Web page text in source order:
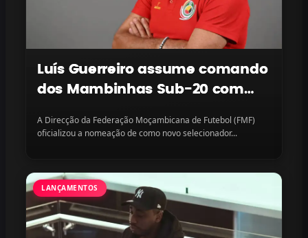
Luís Guerreiro assume comando
dos Mambinhas Sub-20 com
A Direcção da Federação Moçambicana de Futebol (FMF)
oficializou a nomeação de como novo selecionador...
LANÇAMENTOS